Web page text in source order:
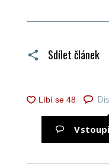
Sdílet článek